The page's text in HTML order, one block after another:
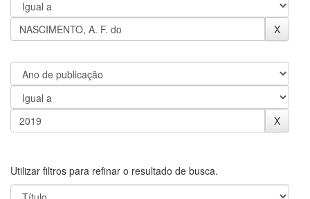
Utilizar filtros para refinar o resultado de busca.